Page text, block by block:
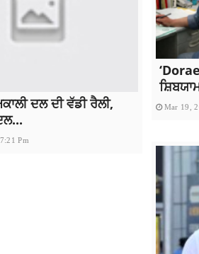
ਦਲ ਦੀ ਵੱਡੀ ਰੈਲੀ,
Pm
Mar 19,